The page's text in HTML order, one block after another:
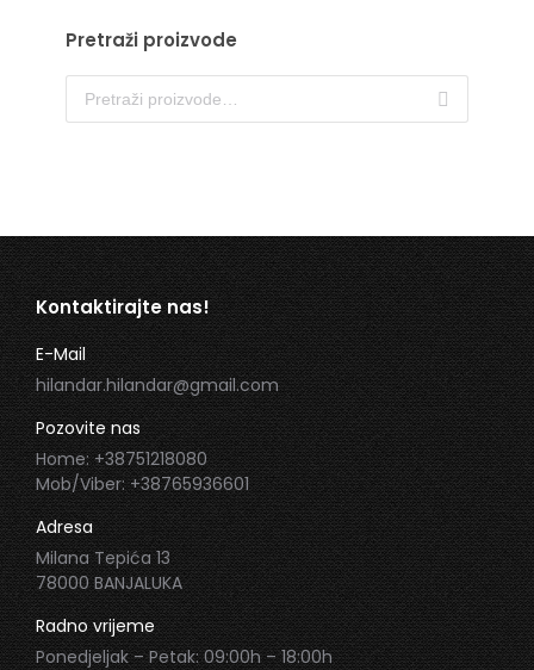
Pretraži proizvode
Kontaktirajte nas!
E-Mail
hilandar.hilandar@gmail.com
Pozovite nas
Home: +38751218080
Mob/Viber: +38765936601
Adresa
Milana Tepića 13
78000 BANJALUKA
Radno vrijeme
Ponedjeljak – Petak: 09:00h – 18:00h